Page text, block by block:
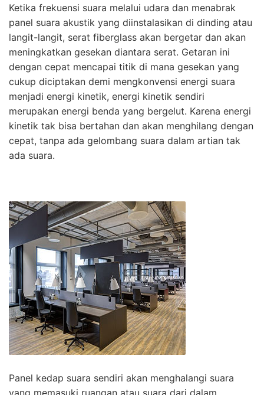
Ketika frekuensi suara melalui udara dan menabrak
panel suara akustik yang diinstalasikan di dinding atau
langit-langit, serat fiberglass akan bergetar dan akan
meningkatkan gesekan diantara serat. Getaran ini
dengan cepat mencapai titik di mana gesekan yang
cukup diciptakan demi mengkonvensi energi suara
menjadi energi kinetik, energi kinetik sendiri
merupakan energi benda yang bergelut. Karena energi
kinetik tak bisa bertahan dan akan menghilang dengan
cepat, tanpa ada gelombang suara dalam artian tak
ada suara.
Panel kedap suara sendiri akan menghalangi suara